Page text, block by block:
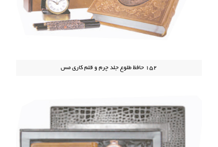
152 حافظ طلوع جلد چرم و قلم کاری مس